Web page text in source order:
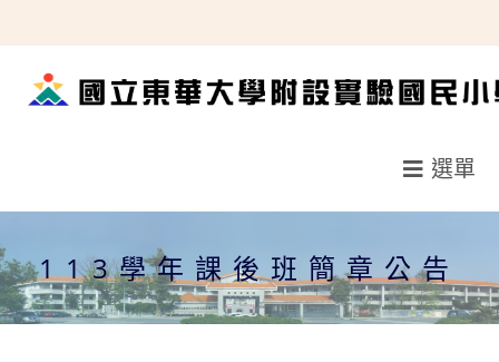
轉
選單
113學年課後班簡章公告